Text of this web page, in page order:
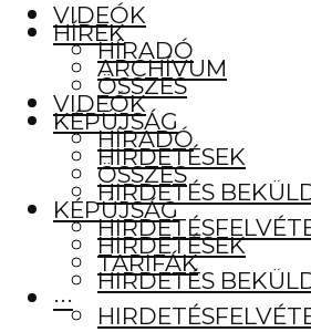
VIDEÓK
HÍRADÓ
ÖSSZES
KÉPÚJSÁG
HIRDETÉSEK
HIRDETÉS
TARIFÁK
···
HÍREK
ARCHÍVUM
VIDEÓK
HÍRADÓ
ÖSSZES
KÉPÚJSÁG
HIRDETÉSEK
HIRDETÉS